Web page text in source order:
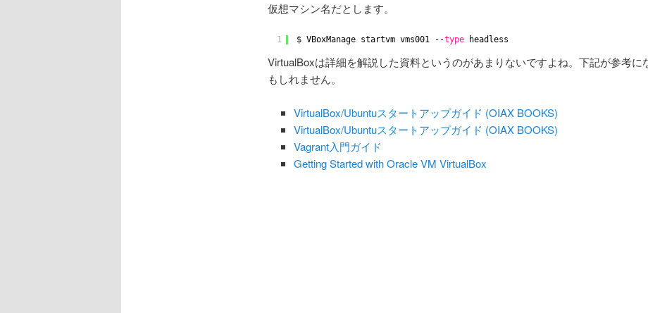
仮想マシン名だとします。
1 $ VBoxManage startvm vms001 --type headless
VirtualBoxは詳細を解説した資料というのがあまりないですよね。下記が参考に
もしれません。
VirtualBox/Ubuntuスタートアップガイド (OIAX BOOKS)
VirtualBox/Ubuntuスタートアップガイド (OIAX BOOKS)
Vagrant入門ガイド
Getting Started with Oracle VM VirtualBox